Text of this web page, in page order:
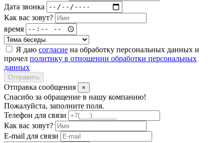
Дата звонка
Как вас зовут?
время
Я даю согласие на обработку персональных данных и
прочел политику в отношении обработки персональных
данных
Отправить
Отправка сообщения ×
Спасибо за обращение в нашу компанию!
Пожалуйста, заполните поля.
Телефон для связи
Как вас зовут?
E-mail для связи